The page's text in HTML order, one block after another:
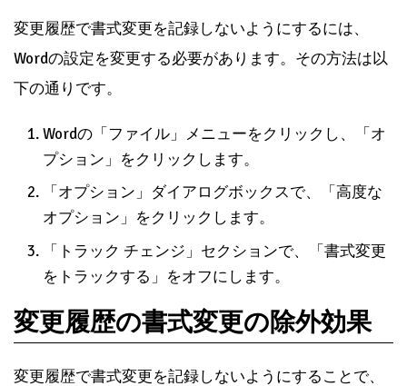
変更履歴で書式変更を記録しないようにするには、
Wordの設定を変更する必要があります。その方法は以
下の通りです。
Wordの「ファイル」メニューをクリックし、「オ
プション」をクリックします。
「オプション」ダイアログボックスで、「高度な
オプション」をクリックします。
「トラック チェンジ」セクションで、「書式変更
をトラックする」をオフにします。
変更履歴の書式変更の除外効果
変更履歴で書式変更を記録しないようにすることで、